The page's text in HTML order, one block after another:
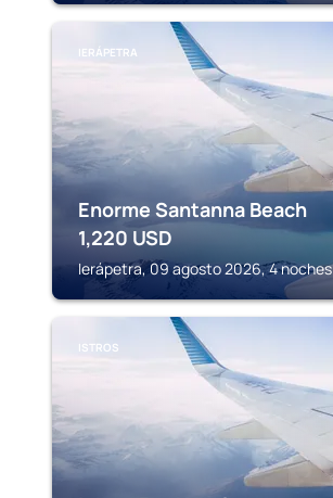
IERÁPETRA
Enorme Santanna Beach
1,220 USD
Ierápetra, 09 agosto 2026, 4 noches
ISTROS